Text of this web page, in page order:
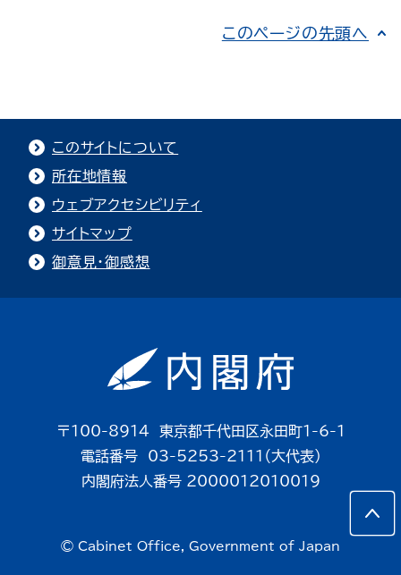
このページの先頭へ
このサイトについて
所在地情報
ウェブアクセシビリティ
サイトマップ
御意見・御感想
〒100-8914 東京都千代田区永田町1-6-1
電話番号 03-5253-2111（大代表）
内閣府法人番号 2000012010019
© Cabinet Office, Government of Japan